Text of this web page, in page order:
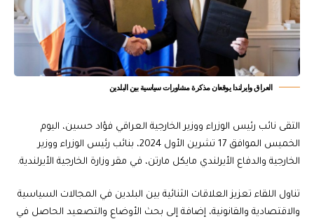
العراق وايرلندا يوقعان مذكرة مشاورات سياسية بين البلدين
التقى نائب رئيس الوزراء ووزير الخارجية العراقي فؤاد حسين، اليوم
الخميس الموافق 17 تشرين الأول 2024، بنائب رئيس الوزراء ووزير
الخارجية والدفاع الأيرلندي مايكل مارتن، في مقر وزارة الخارجية الأيرلندية.
تناول اللقاء تعزيز العلاقات الثنائية بين البلدين في المجالات السياسية
والاقتصادية والقانونية، إضافة إلى بحث الأوضاع والتصعيد الحاصل في